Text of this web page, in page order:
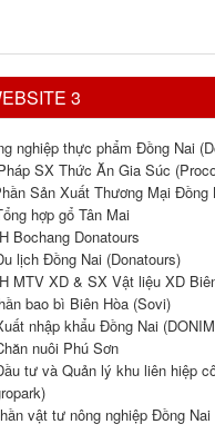
3
nghiệp thực phẩm Đồng Nai
SX Thức Ăn Gia Súc
Sản Xuất Thương Mại Đồng
hợp gổ Tân Mai
Bochang Donatours
lịch Đồng Nai (Donatours)
MTV XD & SX Vật liệu XD
bao bì Biên Hòa (Sovi)
nhập khẩu Đồng Nai
nuôi Phú Sơn
tư và Quản lý khu liên hiệp
vật tư nông nghiệp Đồng Nai